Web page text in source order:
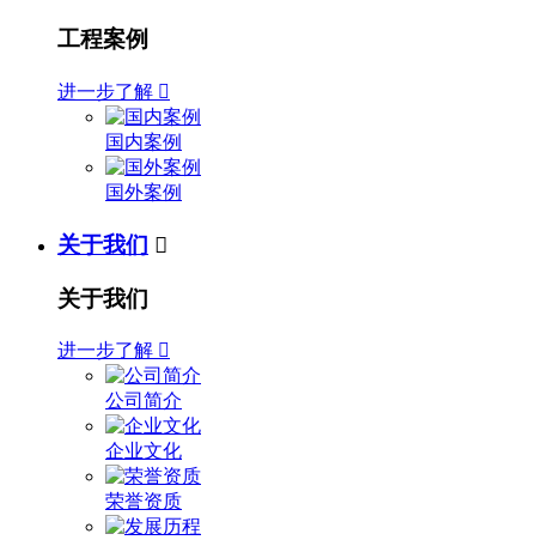
工程案例
进一步了解 
国内案例
国外案例
关于我们 
关于我们
进一步了解 
公司简介
企业文化
荣誉资质